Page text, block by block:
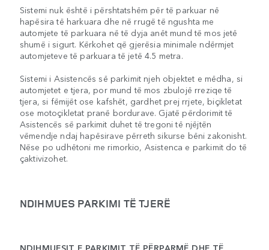
Sistemi nuk është i përshtatshëm për të parkuar në
hapësira të harkuara dhe në rrugë të ngushta me
automjete të parkuara në të dyja anët mund të mos jetë
shumë i sigurt. Kërkohet që gjerësia minimale ndërmjet
automjeteve të parkuara të jetë 4.5 metra.
Sistemi i Asistencës së parkimit njeh objektet e mëdha, si
automjetet e tjera, por mund të mos zbulojë rreziqe të
tjera, si fëmijët ose kafshët, gardhet prej rrjete, biçikletat
ose motoçikletat pranë bordurave. Gjatë përdorimit të
Asistencës së parkimit duhet të tregoni të njëjtën
vëmendje ndaj hapësirave përreth sikurse bëni zakonisht.
Nëse po udhëtoni me rimorkio, Asistenca e parkimit do të
çaktivizohet.
NDIHMUES PARKIMI TË TJERË